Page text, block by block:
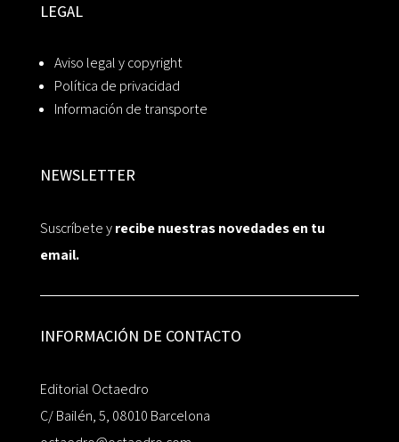
LEGAL
Aviso legal y copyright
Política de privacidad
Información de transporte
NEWSLETTER
Suscríbete yrecibe nuestras novedades en tu
email.
INFORMACIÓN DE CONTACTO
Editorial Octaedro
C/ Bailén, 5, 08010 Barcelona